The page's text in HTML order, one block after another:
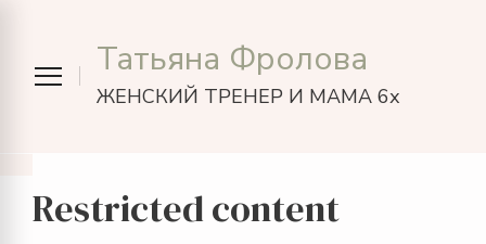
Татьяна Фролова
ЖЕНСКИЙ ТРЕНЕР И МАМА 6х
Restricted content